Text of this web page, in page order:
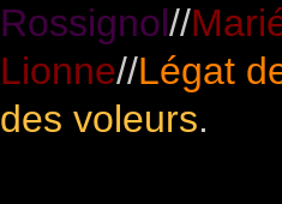
Rossignol//
Lionne//Légat
des voleurs.